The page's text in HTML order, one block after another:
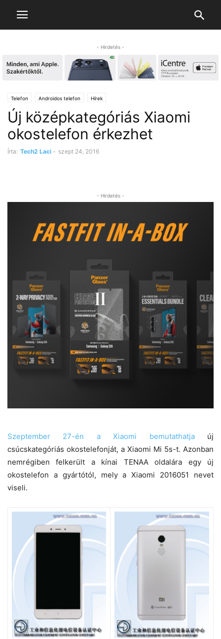
- Hirdetés -
Telefon Androidos telefon Hírek
Új középkategóriás Xiaomi
okostelefon érkezhet
Írta: Tech2 Laci - szept 24, 2016
- Hirdetés -
Szeptember 27-én a Xiaomi bemutathatja új
csúcskategóriás okostelefonját, a Xiaomi Mi 5s-t. Azonban
nemrégiben felkerült a kínai TENAA oldalára egy új
okostelefon a gyártótól, mely a Xiaomi 2016051 nevet
viseli.